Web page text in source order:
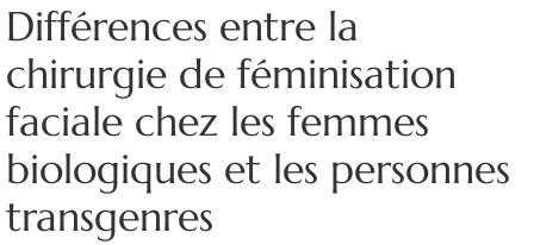
Différences entre la
chirurgie de féminisation
faciale chez les femmes
biologiques et les personnes
transgenres